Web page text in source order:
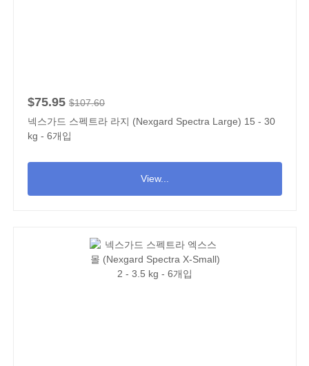
$75.95 $107.60
넥스가드 스펙트라 라지 (Nexgard Spectra Large) 15 - 30
kg - 6개입
View...